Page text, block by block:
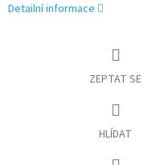
Detailní informace
ZEPTAT SE
HLÍDAT